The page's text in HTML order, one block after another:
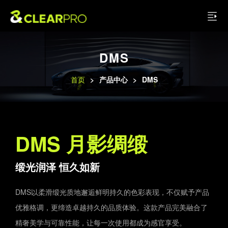
DMS
首页 > 产品中心 > DMS
DMS 月影绸缎
缎光润泽 恒久如新
DMS以柔滑缎光质地邂逅鲜明持久的色彩表现，不仅赋予产品
优雅格调，更缔造卓越持久的品质体验。这款产品完美融合了
精奢美学与可靠性能，让每一次使用都成为感官享受。